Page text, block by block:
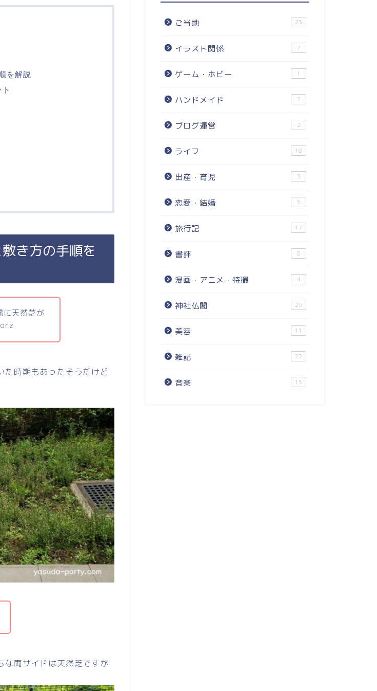
を解説
き方の手順を
に天然芝が
た時期もあったそうだけど
な両サイドは天然芝ですが
ご当地 23
イラスト関係 7
ゲーム・ホビー 1
ハンドメイド 7
ブログ運営 2
ライフ 18
出産・育児 3
恋愛・結婚 5
旅行記 17
書評 8
漫画・アニメ・特撮 4
神社仏閣 25
美容 11
雑記 22
音楽 15